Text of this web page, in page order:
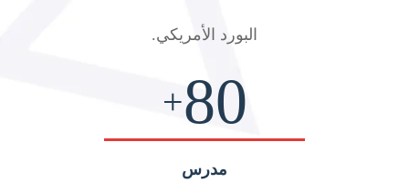
البورد الأمريكي.
80
+
مدرس